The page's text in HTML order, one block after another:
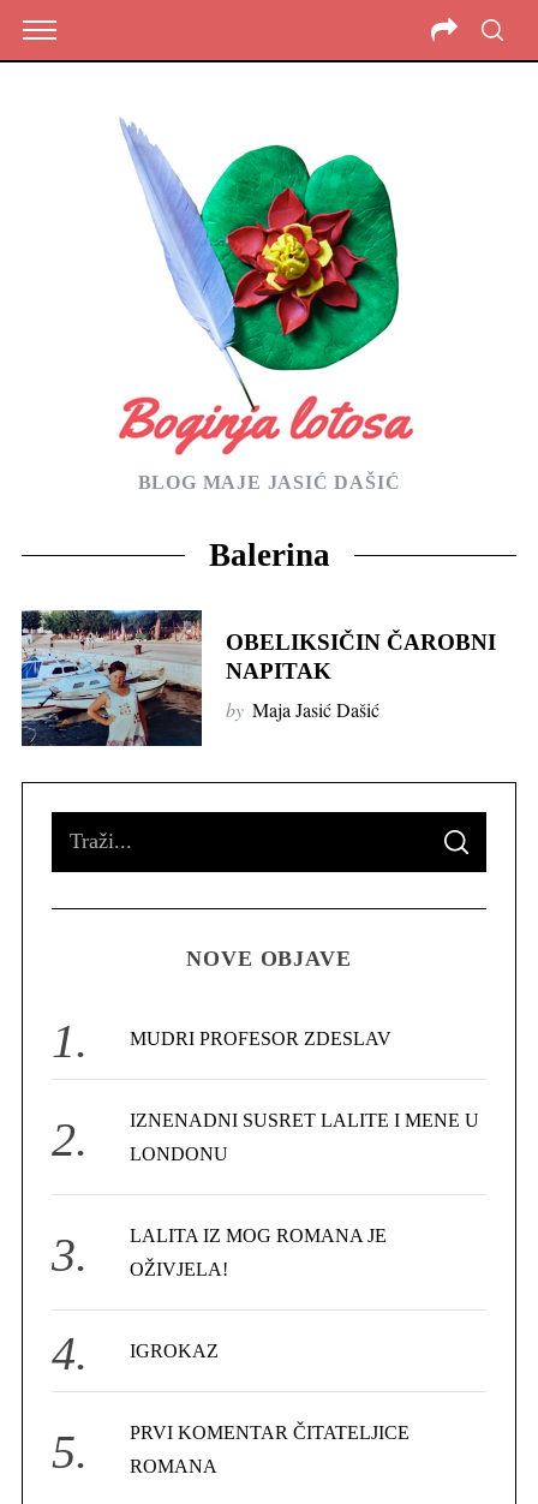
BLOG MAJE JASIĆ DAŠIĆ
Balerina
OBELIKSIČIN ČAROBNI
NAPITAK
by Maja Jasić Dašić
o
S
A
C
NOVE OBJAVE
MUDRI PROFESOR ZDESLAV
IZNENADNI SUSRET LALITE I MENE U
LONDONU
LALITA IZ MOG ROMANA JE
OŽIVJELA!
IGROKAZ
PRVI KOMENTAR ČITATELJICE
ROMANA